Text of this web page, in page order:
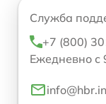
Служба
+7 (800)
Ежедневно с